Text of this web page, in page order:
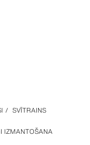
IZMANTOŠANA
/ SVĪTRAINS